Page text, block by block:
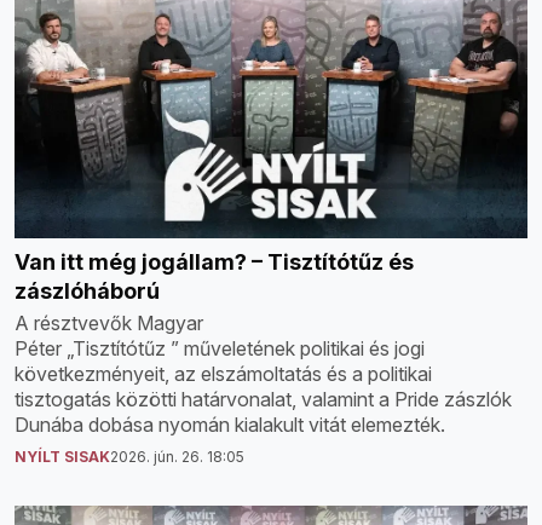
Van itt még jogállam? – Tisztítótűz és
zászlóháború
A résztvevők Magyar
Péter „Tisztítótűz ” műveletének politikai és jogi
következményeit, az elszámoltatás és a politikai
tisztogatás közötti határvonalat, valamint a Pride zászlók
Dunába dobása nyomán kialakult vitát elemezték.
NYÍLT SISAK2026. jún. 26. 18:05